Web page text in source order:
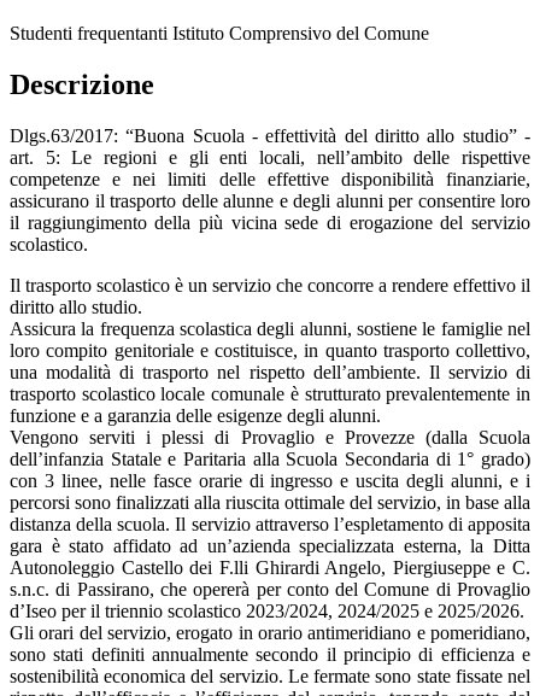
Studenti frequentanti Istituto Comprensivo del Comune
Descrizione
Dlgs.63/2017: “Buona Scuola - effettività del diritto allo studio” -
art. 5: Le regioni e gli enti locali, nell’ambito delle rispettive
competenze e nei limiti delle effettive disponibilità finanziarie,
assicurano il trasporto delle alunne e degli alunni per consentire loro
il raggiungimento della più vicina sede di erogazione del servizio
scolastico.
Il trasporto scolastico è un servizio che concorre a rendere effettivo il
diritto allo studio.
Assicura la frequenza scolastica degli alunni, sostiene le famiglie nel
loro compito genitoriale e costituisce, in quanto trasporto collettivo,
una modalità di trasporto nel rispetto dell’ambiente. Il servizio di
trasporto scolastico locale comunale è strutturato prevalentemente in
funzione e a garanzia delle esigenze degli alunni.
Vengono serviti i plessi di Provaglio e Provezze (dalla Scuola
dell’infanzia Statale e Paritaria alla Scuola Secondaria di 1° grado)
con 3 linee, nelle fasce orarie di ingresso e uscita degli alunni, e i
percorsi sono finalizzati alla riuscita ottimale del servizio, in base alla
distanza della scuola. Il servizio attraverso l’espletamento di apposita
gara è stato affidato ad un’azienda specializzata esterna, la Ditta
Autonoleggio Castello dei F.lli Ghirardi Angelo, Piergiuseppe e C.
s.n.c. di Passirano, che opererà per conto del Comune di Provaglio
d’Iseo per il triennio scolastico 2023/2024, 2024/2025 e 2025/2026.
Gli orari del servizio, erogato in orario antimeridiano e pomeridiano,
sono stati definiti annualmente secondo il principio di efficienza e
sostenibilità economica del servizio. Le fermate sono state fissate nel